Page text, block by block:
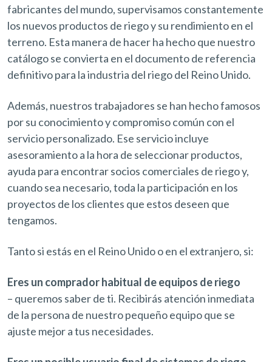
fabricantes del mundo, supervisamos constantemente
los nuevos productos de riego y su rendimiento en el
terreno. Esta manera de hacer ha hecho que nuestro
catálogo se convierta en el documento de referencia
definitivo para la industria del riego del Reino Unido.
Además, nuestros trabajadores se han hecho famosos
por su conocimiento y compromiso común con el
servicio personalizado. Ese servicio incluye
asesoramiento a la hora de seleccionar productos,
ayuda para encontrar socios comerciales de riego y,
cuando sea necesario, toda la participación en los
proyectos de los clientes que estos deseen que
tengamos.
Tanto si estás en el Reino Unido o en el extranjero, si:
Eres un comprador habitual de equipos de riego
– queremos saber de ti. Recibirás atención inmediata
de la persona de nuestro pequeño equipo que se
ajuste mejor a tus necesidades.